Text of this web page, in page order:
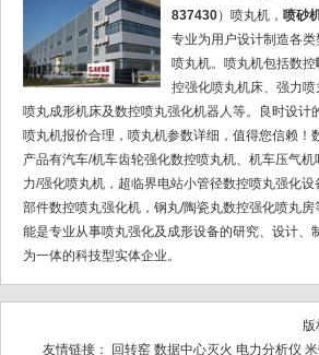
喷丸设备的机械维护该如何去维护？
航空制造喷丸强化处理中的喷丸成形
837430）喷丸机， 喷砂
专业为用户设计制造各类
喷丸机。喷丸机包括数控
控强化喷丸机床、强力
喷丸成形机床及数控喷丸强化机器人等。良时设计
喷丸机报价合理，喷丸机参数详细，值得您信赖！
产品有汽车/机车齿轮强化数控喷丸机、机车压气机
力/强化喷丸机，超临界电站小管径数控喷丸强化设
部件数控喷丸强化机，钢丸/陶瓷丸数控强化喷丸房
能是专业从事喷丸强化及成形设备的研究、设计、
为一体的科技型实体企业。
友情链接：
回转窑 数据中心灭火 电力分析仪